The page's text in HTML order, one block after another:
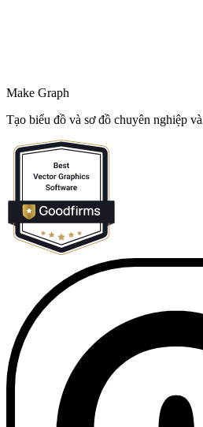
Make Graph
Tạo biểu đồ và sơ đồ chuyên nghiệp